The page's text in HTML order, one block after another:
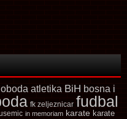
atletika BiH bosna i
fk zeljeznicar fudbal
in memoriam karate karate